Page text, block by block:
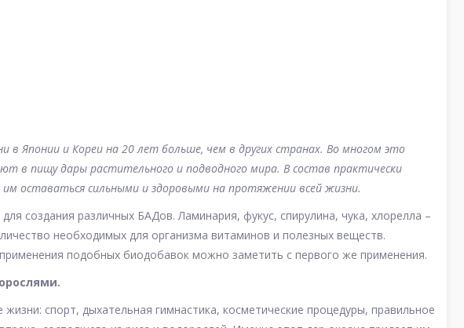
Японии и Кореи на 20 лет больше, чем в других странах. Во многом это
в пищу дары растительного и подводного мира. В состав практически
оставаться сильными и здоровыми на протяжении всей жизни.
создания различных БАДов. Ламинария, фукус, спирулина, чука, хлорелла –
необходимых для организма витаминов и полезных веществ.
подобных биодобавок можно заметить с первого же применения.
спорт, дыхательная гимнастика, косметические процедуры, правильное